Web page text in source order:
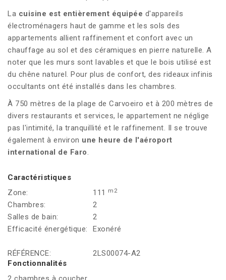
La cuisine est entièrement équipée d'appareils
électroménagers haut de gamme et les sols des
appartements allient raffinement et confort avec un
chauffage au sol et des céramiques en pierre naturelle. A
noter que les murs sont lavables et que le bois utilisé est
du chêne naturel. Pour plus de confort, des rideaux infinis
occultants ont été installés dans les chambres.
À 750 mètres de la plage de Carvoeiro et à 200 mètres de
divers restaurants et services, le appartement ne néglige
pas l'intimité, la tranquillité et le raffinement. Il se trouve
également à environ une heure de l'aéroport
international de Faro.
Caractéristiques
Zone:
111 m2
Chambres:
2
Salles de bain:
2
Efficacité énergétique:
Exonéré
RÉFÉRENCE:
2LS00074-A2
Fonctionnalités